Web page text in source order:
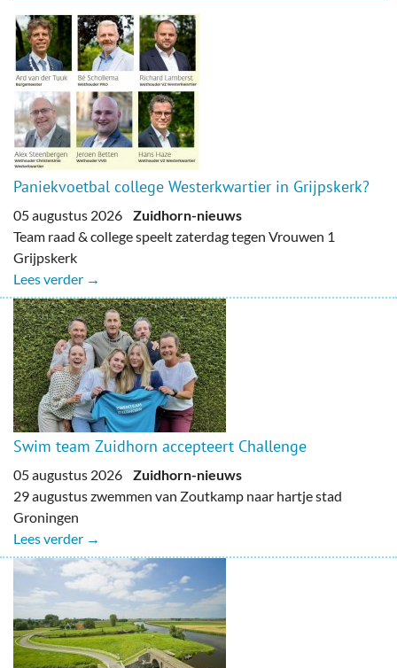
Paniekvoetbal college Westerkwartier in Grijpskerk?
05 augustus 2026 Zuidhorn-nieuws
Team raad & college speelt zaterdag tegen Vrouwen 1
Grijpskerk
Lees verder →
Swim team Zuidhorn accepteert Challenge
05 augustus 2026 Zuidhorn-nieuws
29 augustus zwemmen van Zoutkamp naar hartje stad
Groningen
Lees verder →